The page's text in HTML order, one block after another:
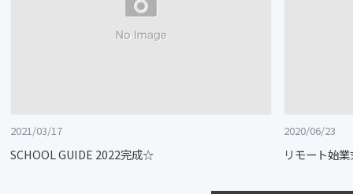
2021/03/17
SCHOOL GUIDE 2022完成☆
2020/06/23
リモート始